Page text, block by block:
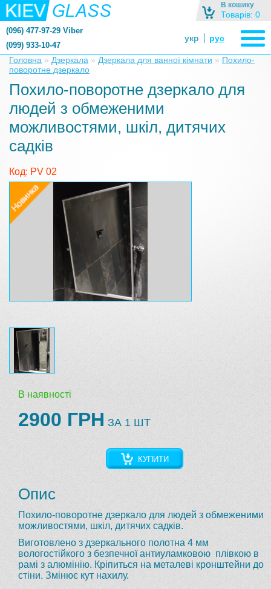
В кошику
Товарів: 0
(096) 477-97-29 Viber
(099) 933-10-47
zerkalonazakaz@gmail.com
zerkaloshop@ukr.net
укр рус
Головна » Дзеркала » Дзеркала для ванної кімнати » Похило-
поворотне дзеркало
Похило-поворотне дзеркало для
людей з обмеженими
можливостями, шкіл, дитячих
садків
Код: PV 02
В наявності
2900 ГРН ЗА 1 ШТ
КУПИТИ
Опис
Похило-поворотне дзеркало для людей з обмеженими
можливостями, шкіл, дитячих садків.
Виготовлено з дзеркального полотна 4 мм
вологостійкого з безпечної антиуламковою плівкою в
рамі з алюмінію. Кріпиться на металеві кронштейни до
стіни. Змінює кут нахилу.